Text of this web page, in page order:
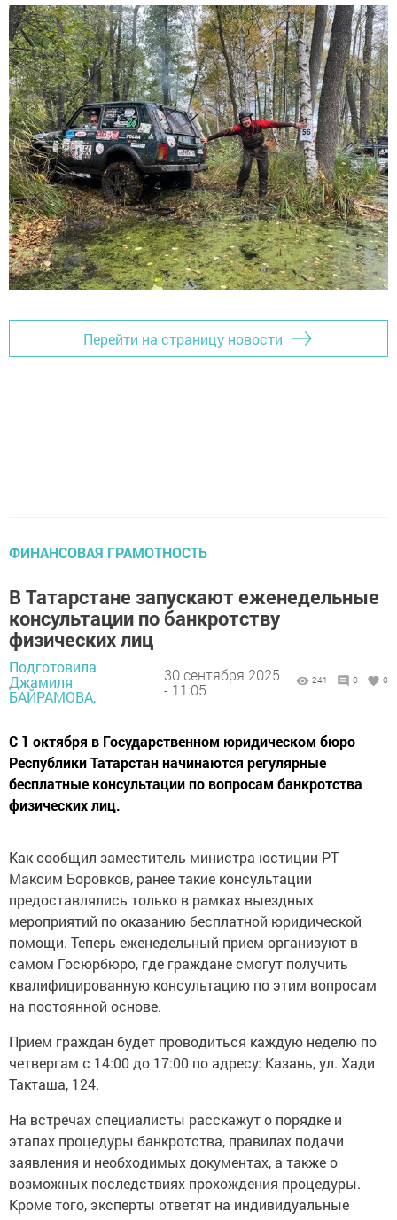
Перейти на страницу новости
ФИНАНСОВАЯ ГРАМОТНОСТЬ
В Татарстане запускают еженедельные
консультации по банкротству
физических лиц
Подготовила
Джамиля
БАЙРАМОВА,
30 сентября 2025
- 11:05
241 0 0
С 1 октября в Государственном юридическом бюро
Республики Татарстан начинаются регулярные
бесплатные консультации по вопросам банкротства
физических лиц.
Как сообщил заместитель министра юстиции РТ
Максим Боровков, ранее такие консультации
предоставлялись только в рамках выездных
мероприятий по оказанию бесплатной юридической
помощи. Теперь еженедельный прием организуют в
самом Госюрбюро, где граждане смогут получить
квалифицированную консультацию по этим вопросам
на постоянной основе.
Прием граждан будет проводиться каждую неделю по
четвергам с 14:00 до 17:00 по адресу: Казань, ул. Хади
Такташа, 124.
На встречах специалисты расскажут о порядке и
этапах процедуры банкротства, правилах подачи
заявления и необходимых документах, а также о
возможных последствиях прохождения процедуры.
Кроме того, эксперты ответят на индивидуальные